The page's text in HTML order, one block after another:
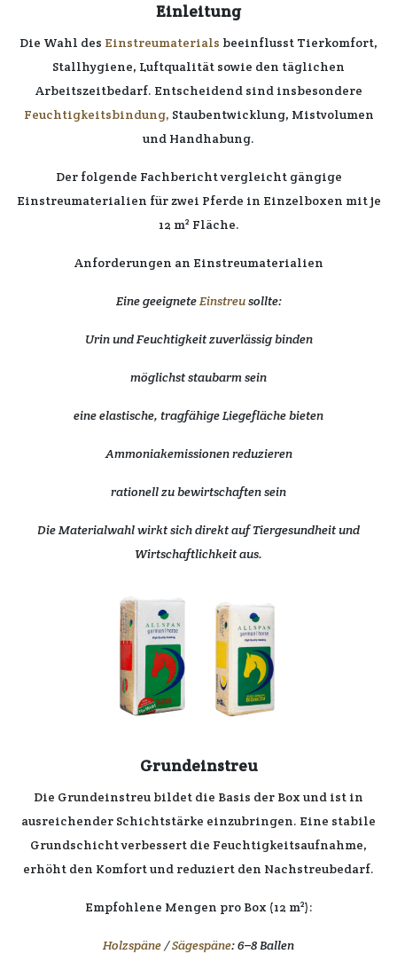
Einleitung
Die Wahl des Einstreumaterials beeinflusst Tierkomfort,
Stallhygiene, Luftqualität sowie den täglichen
Arbeitszeitbedarf. Entscheidend sind insbesondere
Feuchtigkeitsbindung, Staubentwicklung, Mistvolumen
und Handhabung.
Der folgende Fachberichtvergleicht gängige
Einstreumaterialien fürzwei Pferde in Einzelboxen mit je
12 m² Fläche.
Anforderungen an Einstreumaterialien
Eine geeigneteEinstreusollte:
Urin und Feuchtigkeit zuverlässig binden
möglichst staubarm sein
eine elastische, tragfähige Liegefläche bieten
Ammoniakemissionen reduzieren
rationell zu bewirtschaften sein
Die Materialwahl wirkt sich direkt auf Tiergesundheit und
Wirtschaftlichkeit aus.
Grundeinstreu
Die Grundeinstreu bildet die Basis der Boxund ist in
ausreichender Schichtstärke einzubringen. Eine stabile
Grundschichtverbessert die Feuchtigkeitsaufnahme,
erhöht den Komfortund reduziert den Nachstreubedarf.
Empfohlene Mengen pro Box (12 m²):
Holzspäne/Sägespäne: 6–8 Ballen